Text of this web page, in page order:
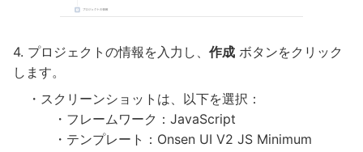
プロジェクトの情報を入力し、 作成 ボタンをクリック
します。
・スクリーンショットは、以下を選択：
・フレームワーク：JavaScript
・テンプレート：Onsen UI V2 JS Minimum